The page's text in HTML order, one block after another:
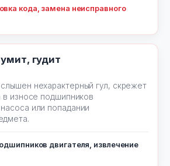
кода, замена неисправного
гудит
нехарактерный гул, скрежет
в износе подшипников
или попадании
двигателя, извлечение